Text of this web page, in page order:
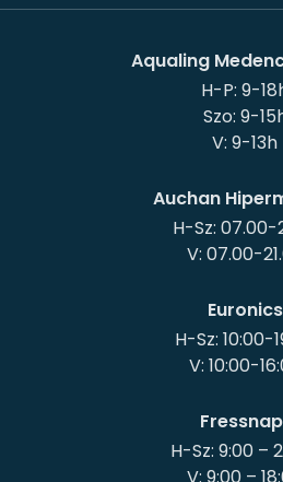
Aqualing
H-P: 9-
Szo: 9-
Auchan
H-Sz: 07.00-
Euronics
H-Sz: 10:00-
H-Sz: 9:00 –